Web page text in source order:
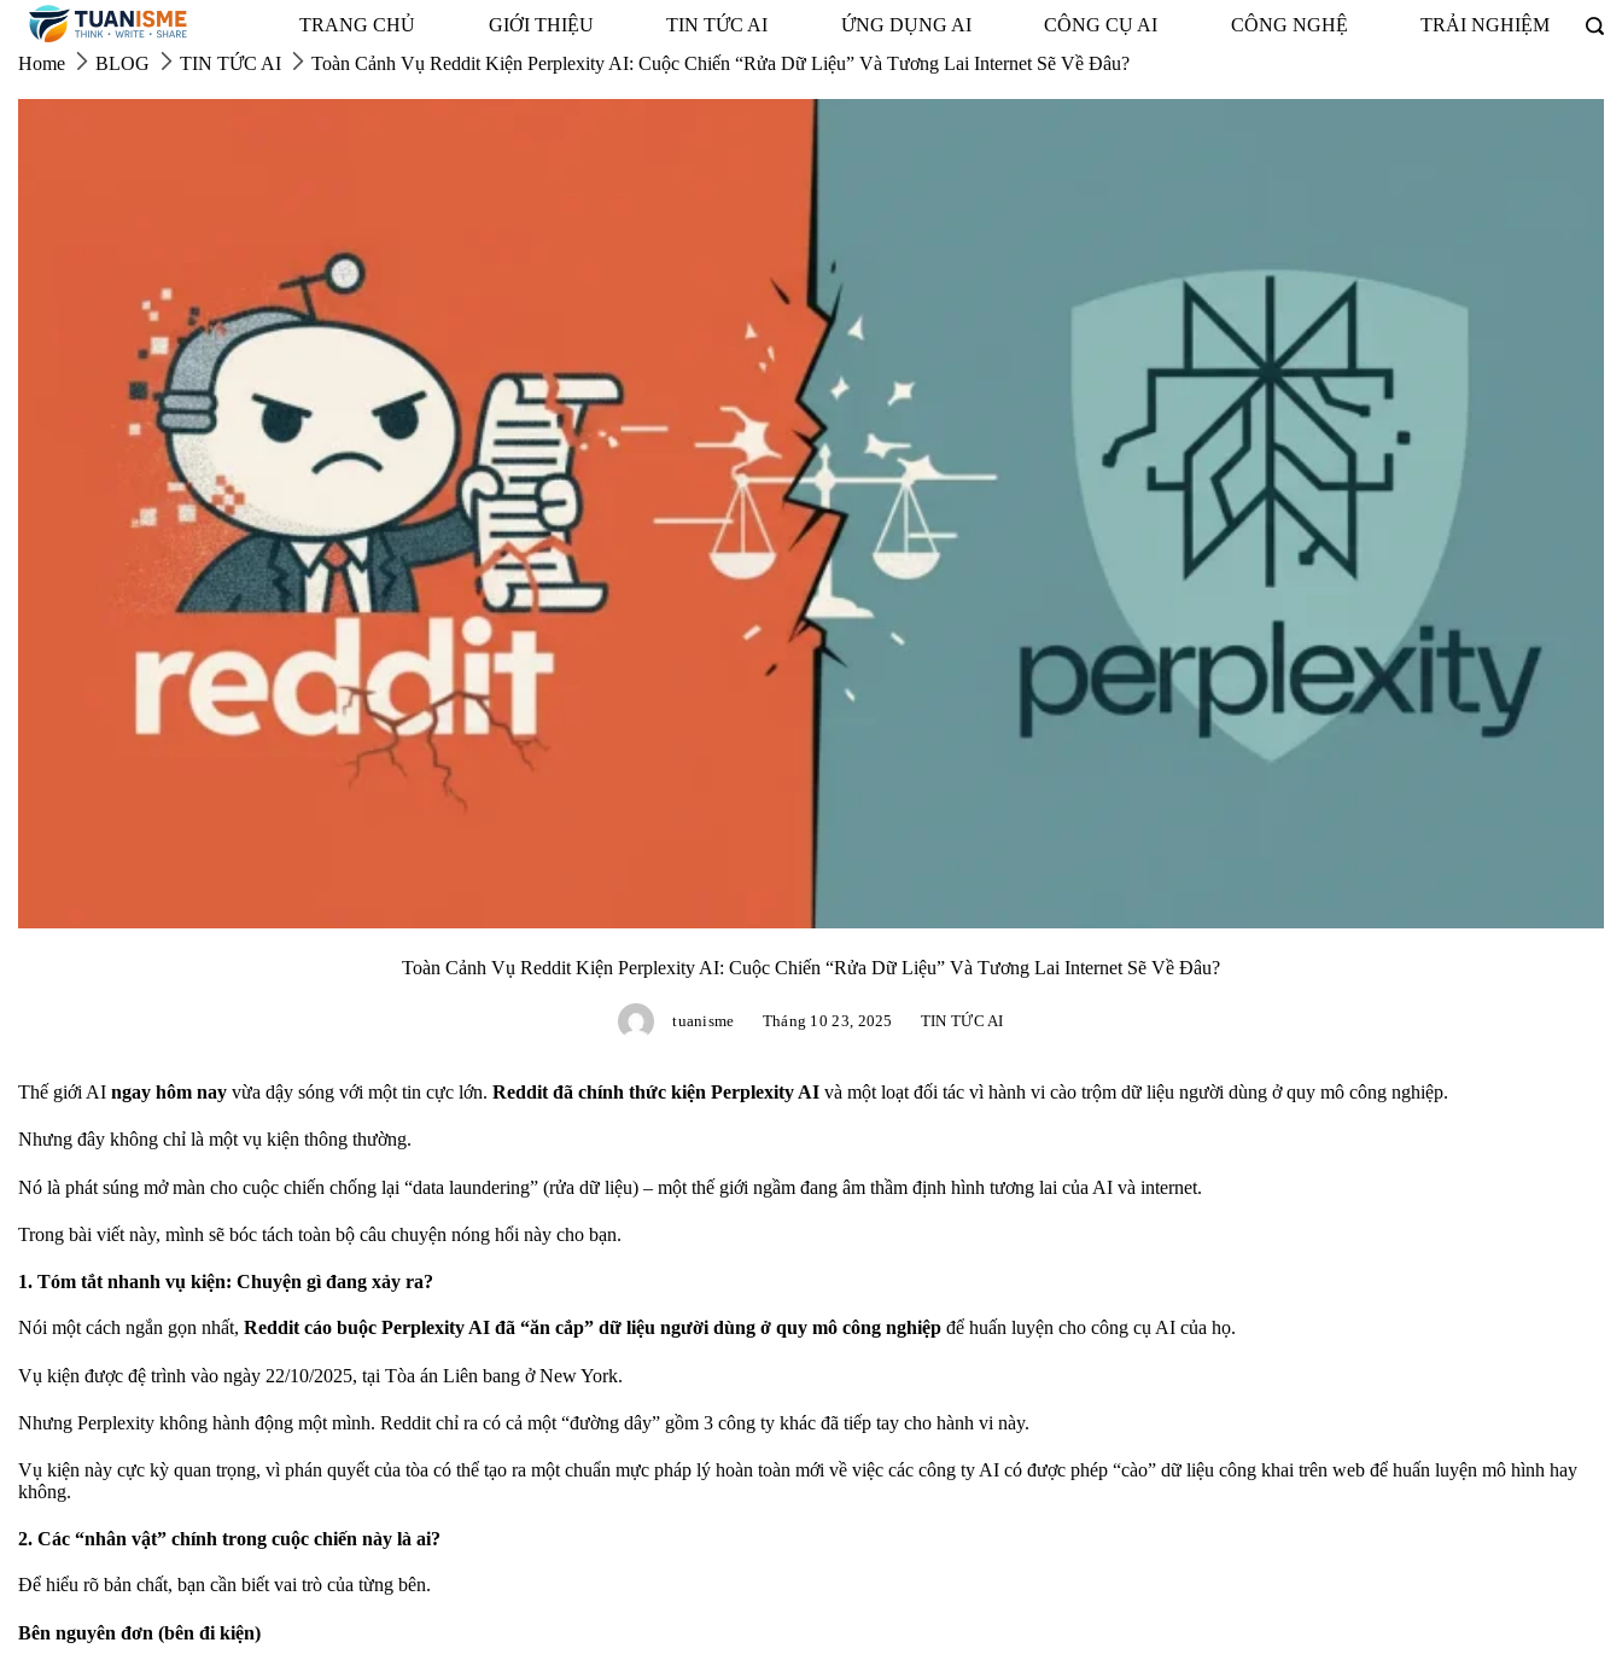
Skip
content
TRANG CHỦ GIỚI THIỆU TIN TỨC AI ỨNG DỤNG AI CÔNG CỤ AI CÔNG NGHỆ
TRẢI NGHIỆM
Home
BLOG TIN TỨC AI Toàn Cảnh Vụ Reddit Kiện Perplexity AI: Cuộc Chiến “Rửa Dữ Liệu” Và Tương Lai Internet Sẽ Về Đâu?
Toàn Cảnh Vụ Reddit Kiện Perplexity AI: Cuộc Chiến “Rửa Dữ Liệu” Và Tương Lai Internet Sẽ Về Đâu?
tuanisme Tháng 10 23, 2025 TIN TỨC AI
Thế giới AI ngay hôm nay vừa dậy sóng với một tin cực lớn. Reddit đã chính thức kiện Perplexity AI và một loạt đối tác vì hành vi cào trộm dữ liệu người dùng ở quy mô công nghiệp.
Nhưng đây không chỉ là một vụ kiện thông thường.
Nó là phát súng mở màn cho cuộc chiến chống lại “data laundering” (rửa dữ liệu) – một thế giới ngầm đang âm thầm định hình tương lai của AI và internet.
Trong bài viết này, mình sẽ bóc tách toàn bộ câu chuyện nóng hổi này cho bạn.
1. Tóm tắt nhanh vụ kiện: Chuyện gì đang xảy ra?
Nói một cách ngắn gọn nhất, Reddit cáo buộc Perplexity AI đã “ăn cắp” dữ liệu người dùng ở quy mô công nghiệp để huấn luyện cho công cụ AI của họ.
Vụ kiện được đệ trình vào ngày 22/10/2025, tại Tòa án Liên bang ở New York.
Nhưng Perplexity không hành động một mình. Reddit chỉ ra có cả một “đường dây” gồm 3 công ty khác đã tiếp tay cho hành vi này.
Vụ kiện này cực kỳ quan trọng, vì phán quyết của tòa có thể tạo ra một chuẩn mực pháp lý hoàn toàn mới về việc các công ty AI có được phép “cào” dữ liệu công khai trên web để huấn luyện mô hình hay
không.
2. Các “nhân vật” chính trong cuộc chiến này là ai?
Để hiểu rõ bản chất, bạn cần biết vai trò của từng bên.
Bên nguyên đơn (bên đi kiện)